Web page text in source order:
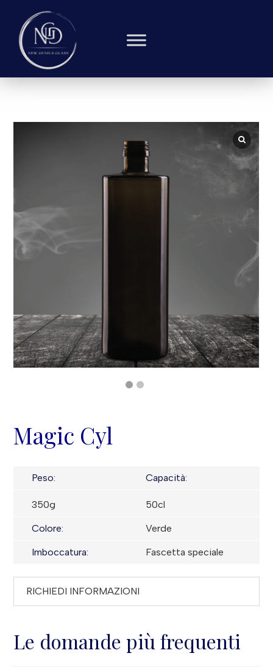
Magic Cyl
Peso: Capacità:
350g 50cl
Colore: Verde
Imboccatura: Fascetta speciale
RICHIEDI INFORMAZIONI
Le domande più frequenti